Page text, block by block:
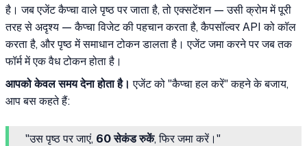
है। जब एजेंट कैप्चा वाले पृष्ठ पर जाता है, तो एक्सटेंशन — उसी क्रोम में पूरी
तरह से अदृश्य — कैप्चा विजेट की पहचान करता है, कैपसॉल्वर API को कॉल
करता है, और पृष्ठ में समाधान टोकन डालता है। एजेंट जमा करने पर जब तक
फॉर्म में एक वैध टोकन होता है।
आपको केवल समय देना होता है। एजेंट को "कैप्चा हल करें" कहने के बजाय,
आप बस कहते हैं:
"उस पृष्ठ पर जाएं, 60 सेकंड रुकें, फिर जमा करें।"